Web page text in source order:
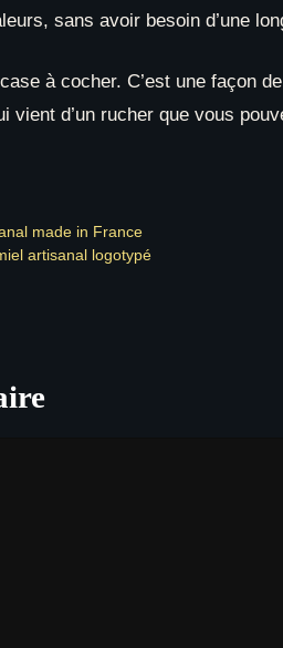
sans avoir besoin d’une
à cocher. C’est une façon
vient d’un rucher que vous
made in France
artisanal logotypé